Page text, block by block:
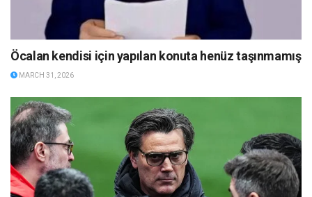
Öcalan kendisi için yapılan konuta henüz taşınmamış
MARCH 31, 2026